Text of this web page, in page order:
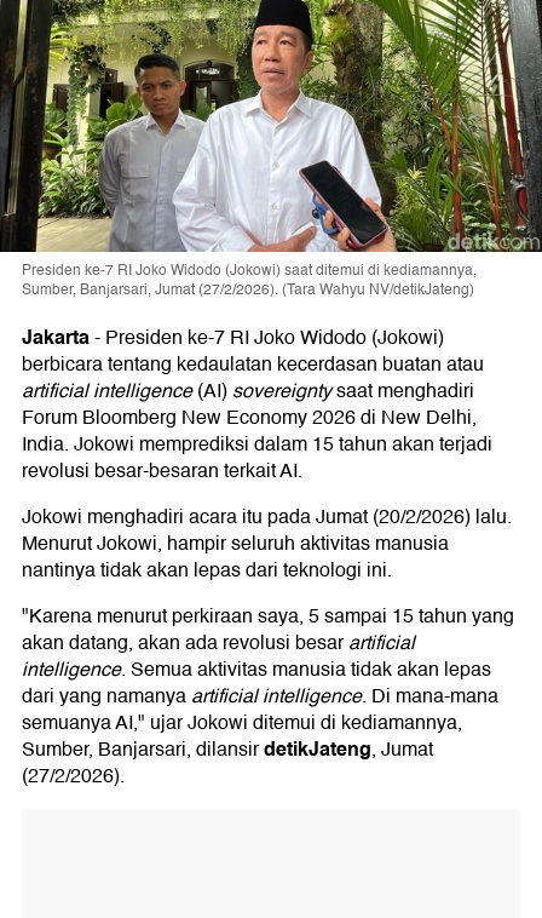
Presiden ke-7 RI Joko Widodo (Jokowi) saat ditemui di kediamannya,
Sumber, Banjarsari, Jumat (27/2/2026). (Tara Wahyu NV/detikJateng)
Jakarta-Presiden ke-7 RI Joko Widodo (Jokowi)
berbicara tentang kedaulatan kecerdasan buatan atau
artificial intelligence(AI)sovereigntysaat menghadiri
Forum Bloomberg New Economy 2026 di New Delhi,
India. Jokowi memprediksi dalam 15 tahun akan terjadi
revolusi besar-besaran terkait AI.
Jokowi menghadiri acara itu pada Jumat (20/2/2026) lalu.
Menurut Jokowi, hampir seluruh aktivitas manusia
nantinya tidak akan lepas dari teknologi ini.
"Karena menurut perkiraan saya, 5 sampai 15 tahun yang
akan datang, akan ada revolusi besarartificial
intelligence. Semua aktivitas manusia tidak akan lepas
dari yang namanyaartificial intelligence. Di mana-mana
semuanya AI," ujar Jokowi ditemui di kediamannya,
Sumber, Banjarsari, dilansirdetikJateng, Jumat
(27/2/2026).